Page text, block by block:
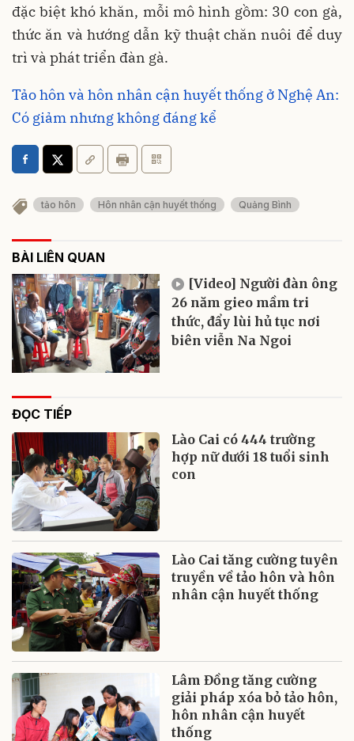
đặc biệt khó khăn, mỗi mô hình gồm: 30 con gà,
thức ăn và hướng dẫn kỹ thuật chăn nuôi để duy
trì và phát triển đàn gà.
Tảo hôn và hôn nhân cận huyết thống ở Nghệ An:
Có giảm nhưng không đáng kể
tảo hôn Hôn nhân cận huyết thống Quảng Bình
BÀI LIÊN QUAN
[Video] Người đàn ông
26 năm gieo mầm tri
thức, đẩy lùi hủ tục nơi
biên viễn Na Ngoi
ĐỌC TIẾP
Lào Cai có 444 trường
hợp nữ dưới 18 tuổi sinh
con
Lào Cai tăng cường tuyên
truyền về tảo hôn và hôn
nhân cận huyết thống
Lâm Đồng tăng cường
giải pháp xóa bỏ tảo hôn,
hôn nhân cận huyết
thống